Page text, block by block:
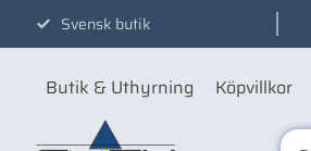
Svensk butik
Butik & Uthyrning Köpvillkor